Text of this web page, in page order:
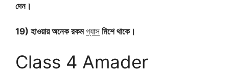
দেন।
19) হাওয়ায় অনেক রকমগ্যাস মিশে থাকে।
Class 4 Amader